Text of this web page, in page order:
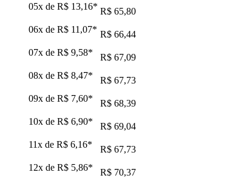
05x de R$ 13,16* R$ 65,80
06x de R$ 11,07* R$ 66,44
07x de R$ 9,58*
R$ 67,09
08x de R$ 8,47*
R$ 67,73
09x de R$ 7,60*
R$ 68,39
10x de R$ 6,90*
R$ 69,04
11x de R$ 6,16*
R$ 67,73
12x de R$ 5,86* R$ 70,37